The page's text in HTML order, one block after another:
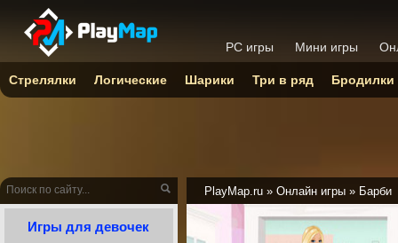
PlayMap.ru » Онлайн игры » Барби
Игры для девочек
PC игры Мини игры
Стрелялки Логические Шарики Три в ряд Бродилки